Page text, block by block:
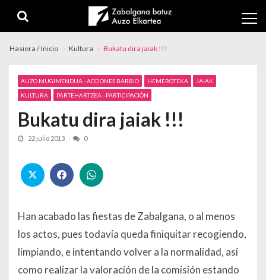
Hasiera / Inicio Kultura Bukatu dira jaiak !!!
AUZO MUGIMENDUA - ACCIONES BARRIO HEMEROTEKA
JAIAK
KULTURA
PARTEHARTZEA - PARTICIPACIÓN
Bukatu dira jaiak !!!
22 julio 2013 0
Han acabado las fiestas de Zabalgana, o al menos
los actos, pues todavía queda finiquitar recogiendo,
limpiando, e intentando volver a la normalidad, así
como realizar la valoración de la comisión estando